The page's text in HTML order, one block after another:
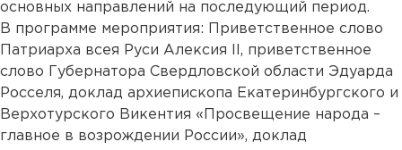
основных направлений на последующий период.
В программе мероприятия: Приветственное слово
Патриарха всея Руси Алексия II, приветственное
слово Губернатора Свердловской области Эдуарда
Росселя, доклад архиепископа Екатеринбургского и
Верхотурского Викентия «Просвещение народа –
главное в возрождении России», доклад